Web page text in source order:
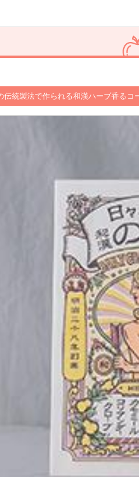
伝統製法で作られる和漢ハーブ香るコ